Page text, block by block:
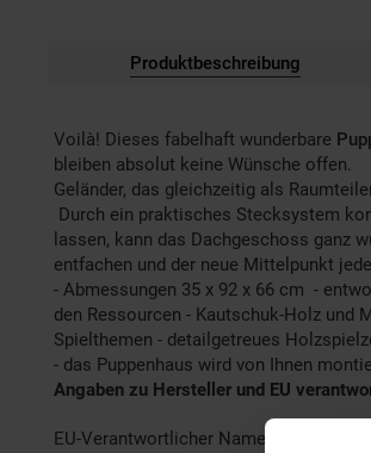
Produktbeschreibung
Voilà! Dieses fabelhaft wunderbare
bleiben absolut keine Wünsche offen.
Geländer, das gleichzeitig als
Durch ein praktisches Stecksystem
lassen, kann das Dachgeschoss ganz
entfachen und der neue Mittelpunkt
- Abmessungen 35 x 92 x 66 cm -
den Ressourcen - Kautschuk-Holz und
Spielthemen - detailgetreues
- das Puppenhaus wird von Ihnen
Angaben zu Hersteller und EU
EU-Verantwortlicher Name: Tobias Gabel